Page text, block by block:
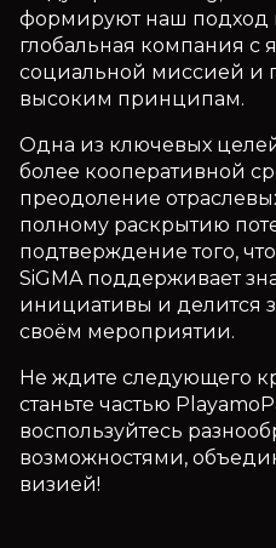
формируют наш подход
глобальная компания с
социальной миссией и
высоким принципам.
Одна из ключевых
более кооперативной
преодоление
полному раскрытию
подтверждение того,
SiGMA поддерживает
инициативы и делится
своём мероприятии.
Не ждите следующего
станьте частью
воспользуйтесь
возможностями,
визией!